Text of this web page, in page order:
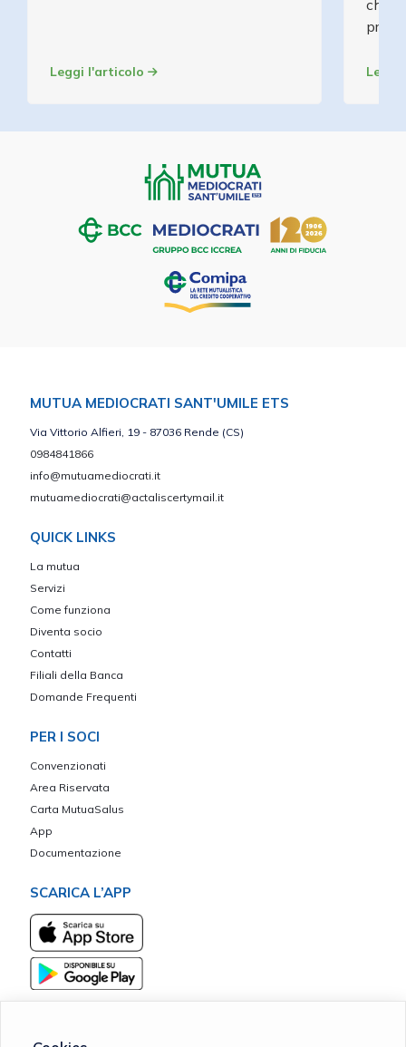
Leggi l'articolo
MUTUA MEDIOCRATI SANT'UMILE ETS
Via Vittorio Alfieri, 19 - 87036 Rende (CS)
0984841866
info@mutuamediocrati.it
mutuamediocrati@actaliscertymail.it
QUICK LINKS
La mutua
Servizi
Come funziona
Diventa socio
Contatti
Filiali della Banca
Domande Frequenti
PER I SOCI
Convenzionati
Area Riservata
Carta MutuaSalus
App
Documentazione
SCARICA L’APP